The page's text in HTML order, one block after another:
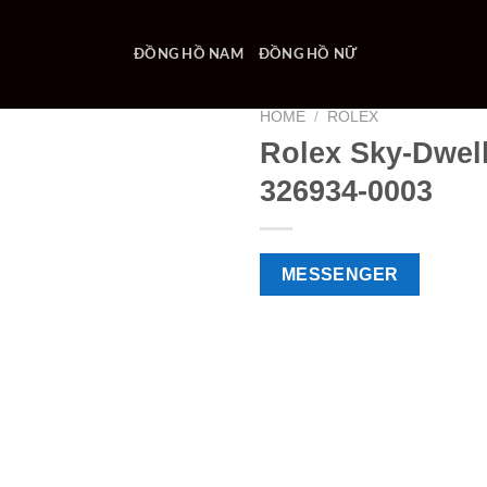
ĐỒNG HỒ NAM ĐỒNG HỒ NỮ
HOME / ROLEX
Rolex Sky-
326934-0003
MESSENGER